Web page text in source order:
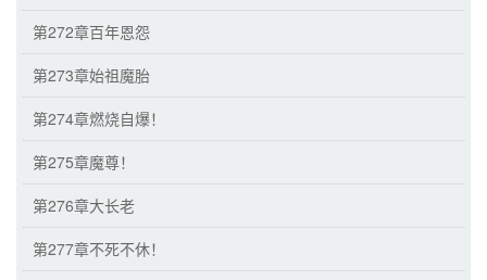
第272章百年恩怨
第273章始祖魔胎
第274章燃烧自爆！
第275章魔尊！
第276章大长老
第277章不死不休！